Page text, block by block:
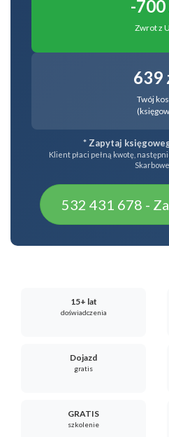
-700
Zwrot z
639
Twój
* Zapytaj
Klient płaci pełną kwotę,
532 431 678 -
15+ lat
doświadczenia
Dojazd
gratis
GRATIS
szkolenie